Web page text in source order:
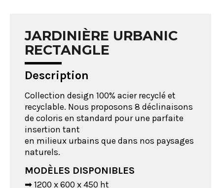
JARDINIÈRE URBANIC
RECTANGLE
Description
Collection design 100% acier recyclé et
recyclable. Nous proposons 8 déclinaisons
de coloris en standard pour une parfaite
insertion tant
en milieux urbains que dans nos paysages
naturels.
MODÈLES DISPONIBLES
➡ 1200 x 600 x 450 ht